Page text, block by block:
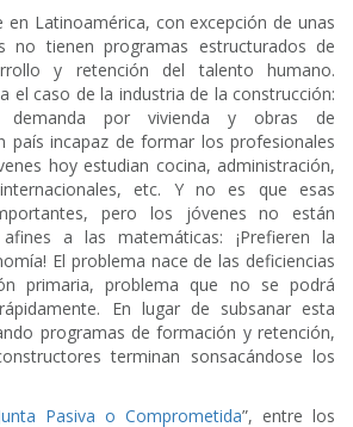
en Latinoamérica, con excepción de unas
no tienen programas estructurados de
y retención del talento humano.
el caso de la industria de la construcción:
demanda por vivienda y obras de
país incapaz de formar los profesionales
hoy estudian cocina, administración,
etc. Y no es que esas
pero los jóvenes no están
a las matemáticas: ¡Prefieren la
El problema nace de las deficiencias
primaria, problema que no se podrá
En lugar de subsanar esta
programas de formación y retención,
terminan sonsacándose los
Pasiva o Comprometida”, entre los